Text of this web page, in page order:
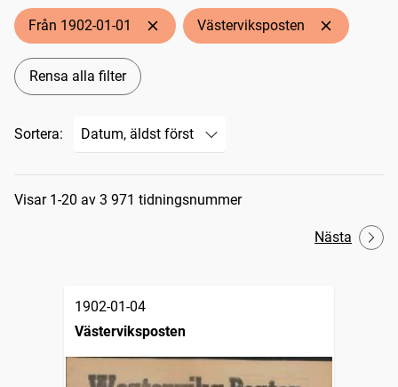
Från 1902-01-01 Västerviksposten
Rensa alla filter
Sortera:
Sökresultat
Visar 1-20 av 3 971 tidningsnummer
Nästa
1902-01-04
Västerviksposten